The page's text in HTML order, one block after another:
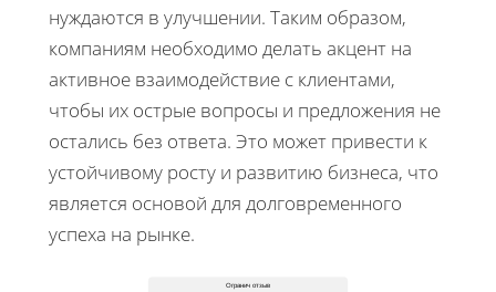
нуждаются в улучшении. Таким образом,
компаниям необходимо делать акцент на
активное взаимодействие с клиентами,
чтобы их острые вопросы и предложения не
остались без ответа. Это может привести к
устойчивому росту и развитию бизнеса, что
является основой для долговременного
успеха на рынке.
Огранич отзыв